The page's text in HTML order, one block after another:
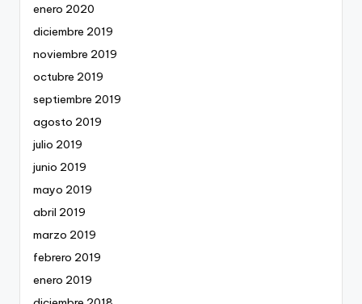
enero 2020
diciembre 2019
noviembre 2019
octubre 2019
septiembre 2019
agosto 2019
julio 2019
junio 2019
mayo 2019
abril 2019
marzo 2019
febrero 2019
enero 2019